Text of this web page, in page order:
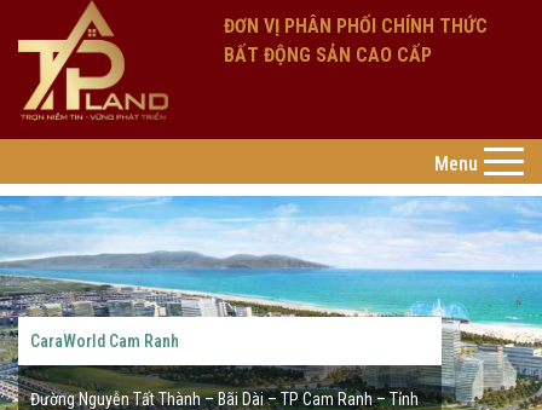
ĐƠN VỊ PHÂN PHỐI CHÍNH THỨC
BẤT ĐỘNG SẢN CAO CẤP
Menu Toggle
CaraWorld Cam Ranh
Đường Nguyễn Tất Thành – Bãi Dài – TP Cam Ranh – Tỉnh